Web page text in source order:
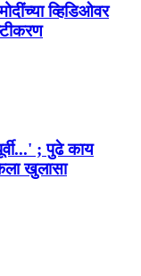
व्हिडिओवर
; पुढे काय
खुलासा